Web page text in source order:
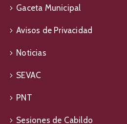
Gaceta Municipal
Avisos de Privacidad
Noticias
SEVAC
PNT
Sesiones de Cabildo